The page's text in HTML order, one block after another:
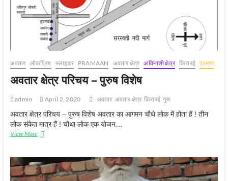
अवतार लोकप्रिय स्‍लाइडर PRAMAAN अवतार क्षेत्र अविनाशी क्षेत्र किरारई प्रमाण
अवतार क्षेत्र परिचय – पुरुष विशेष
admin April 2, 2020 अवतार अवतार क्षेत्र किरारई गुरू
अवतार क्षेत्र परिचय – पुरुष विशेष अवतार का आगमन चौथे लोक में होता हैं ! तीन
लोक संकेत मात्र हैं ! चौथा लोक एक योजन…
View Moreअवतार
–
पुरुष
विशेष